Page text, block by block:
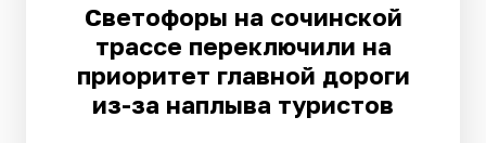
Светофоры на сочинской
трассе переключили на
приоритет главной дороги
из-за наплыва туристов